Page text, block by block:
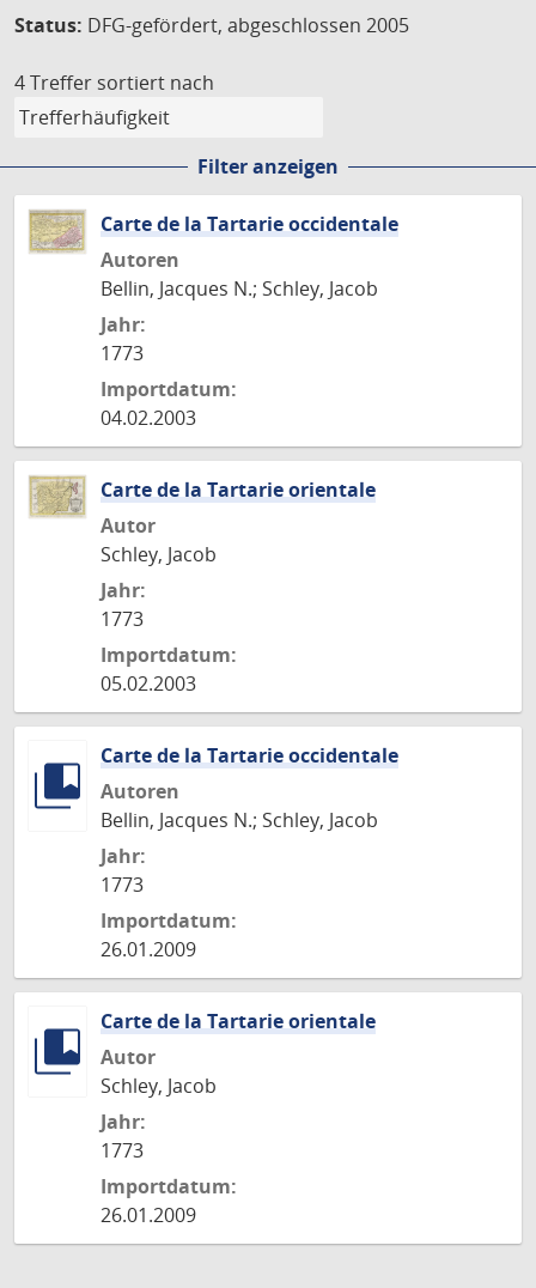
Status: DFG-gefördert, abgeschlossen 2005
4 Treffer sortiert nach
Filter anzeigen
Carte de la Tartarie occidentale
Autoren
Bellin, Jacques N.; Schley, Jacob
Jahr:
1773
Importdatum:
04.02.2003
Carte de la Tartarie orientale
Autor
Schley, Jacob
Jahr:
1773
Importdatum:
05.02.2003
Carte de la Tartarie occidentale
Autoren
Bellin, Jacques N.; Schley, Jacob
Jahr:
1773
Importdatum:
26.01.2009
Carte de la Tartarie orientale
Autor
Schley, Jacob
Jahr:
1773
Importdatum:
26.01.2009